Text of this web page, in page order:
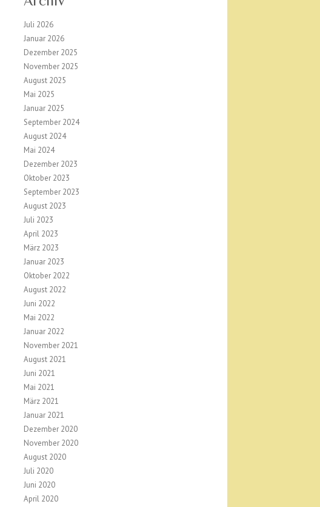
Juli 2026
Januar 2026
Dezember 2025
November 2025
August 2025
Mai 2025
Januar 2025
September 2024
August 2024
Mai 2024
Dezember 2023
Oktober 2023
September 2023
August 2023
Juli 2023
April 2023
März 2023
Januar 2023
Oktober 2022
August 2022
Juni 2022
Mai 2022
Januar 2022
November 2021
August 2021
Juni 2021
Mai 2021
März 2021
Januar 2021
Dezember 2020
November 2020
August 2020
Juli 2020
Juni 2020
April 2020